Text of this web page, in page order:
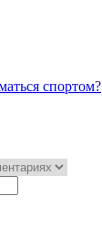
спортом?